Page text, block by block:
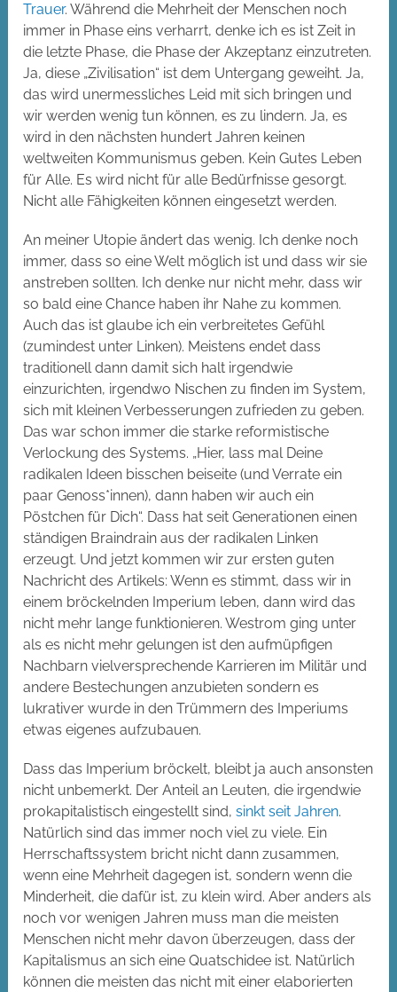
Trauer. Während die Mehrheit der Menschen noch
immer in Phase eins verharrt, denke ich es ist Zeit in
die letzte Phase, die Phase der Akzeptanz einzutreten.
Ja, diese „Zivilisation“ ist dem Untergang geweiht. Ja,
das wird unermessliches Leid mit sich bringen und
wir werden wenig tun können, es zu lindern. Ja, es
wird in den nächsten hundert Jahren keinen
weltweiten Kommunismus geben. Kein Gutes Leben
für Alle. Es wird nicht für alle Bedürfnisse gesorgt.
Nicht alle Fähigkeiten können eingesetzt werden.
An meiner Utopie ändert das wenig. Ich denke noch
immer, dass so eine Welt möglich ist und dass wir sie
anstreben sollten. Ich denke nur nicht mehr, dass wir
so bald eine Chance haben ihr Nahe zu kommen.
Auch das ist glaube ich ein verbreitetes Gefühl
(zumindest unter Linken). Meistens endet dass
traditionell dann damit sich halt irgendwie
einzurichten, irgendwo Nischen zu finden im System,
sich mit kleinen Verbesserungen zufrieden zu geben.
Das war schon immer die starke reformistische
Verlockung des Systems. „Hier, lass mal Deine
radikalen Ideen bisschen beiseite (und Verrate ein
paar Genoss*innen), dann haben wir auch ein
Pöstchen für Dich“. Dass hat seit Generationen einen
ständigen Braindrain aus der radikalen Linken
erzeugt. Und jetzt kommen wir zur ersten guten
Nachricht des Artikels: Wenn es stimmt, dass wir in
einem bröckelnden Imperium leben, dann wird das
nicht mehr lange funktionieren. Westrom ging unter
als es nicht mehr gelungen ist den aufmüpfigen
Nachbarn vielversprechende Karrieren im Militär und
andere Bestechungen anzubieten sondern es
lukrativer wurde in den Trümmern des Imperiums
etwas eigenes aufzubauen.
Dass das Imperium bröckelt, bleibt ja auch ansonsten
nicht unbemerkt. Der Anteil an Leuten, die irgendwie
prokapitalistisch eingestellt sind,sinkt seit Jahren.
Natürlich sind das immer noch viel zu viele. Ein
Herrschaftssystem bricht nicht dann zusammen,
wenn eine Mehrheit dagegen ist, sondern wenn die
Minderheit, die dafür ist, zu klein wird. Aber anders als
noch vor wenigen Jahren muss man die meisten
Menschen nicht mehr davon überzeugen, dass der
Kapitalismus an sich eine Quatschidee ist. Natürlich
können die meisten das nicht mit einer elaborierten